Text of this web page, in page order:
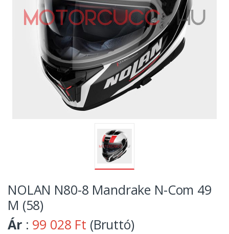
NOLAN N80-8 Mandrake N-Com 49
M (58)
Ár : 99 028 Ft (Bruttó)